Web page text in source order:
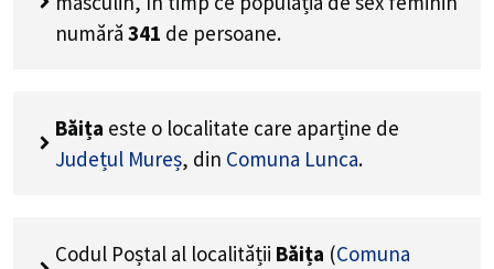
numără 341 de persoane.
Băița este o localitate care aparține de
Județul Mureș, din Comuna Lunca.
Codul Poștal al localității Băița (Comuna